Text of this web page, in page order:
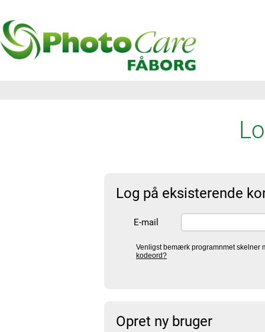
Log på eksisterende
E-mail
Venligst bemærk programnmet skelner
kodeord?
Opret ny bruger